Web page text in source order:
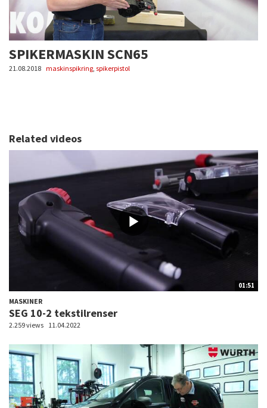
SPIKERMASKIN SCN65
21.08.2018 maskinspikring, spikerpistol
Related videos
01:51
MASKINER
SEG 10-2 tekstilrenser
2.259 views 11.04.2022